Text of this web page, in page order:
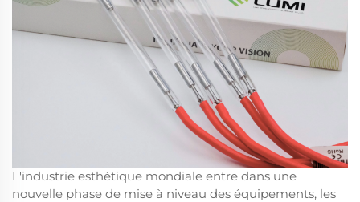
L'industrie esthétique mondiale entre dans une
nouvelle phase de mise à niveau des équipements, les